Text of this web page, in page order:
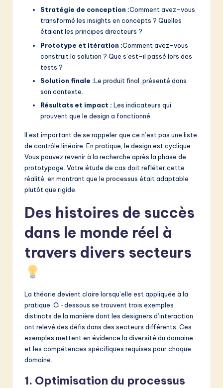
Stratégie de conception :Comment avez-vous
transformé les insights en concepts ? Quelles
étaient les principes directeurs ?
Prototype et itération :Comment avez-vous
construit la solution ? Que s’est-il passé lors des
tests ?
Solution finale :Le produit final, présenté dans
son contexte.
Résultats et impact : Les indicateurs qui
prouvent que le design a fonctionné.
Il est important de se rappeler que ce n’est pas une liste
de contrôle linéaire. En pratique, le design est cyclique.
Vous pouvez revenir à la recherche après la phase de
prototypage. Votre étude de cas doit refléter cette
réalité, en montrant que le processus était adaptable
plutôt que rigide.
Des histoires de succès
dans le monde réel à
travers divers secteurs
La théorie devient claire lorsqu’elle est appliquée à la
pratique. Ci-dessous se trouvent trois exemples
distincts de la manière dont les designers d’interaction
ont relevé des défis dans des secteurs différents. Ces
exemples mettent en évidence la diversité du domaine
et les compétences spécifiques requises pour chaque
domaine.
1. Optimisation du processus